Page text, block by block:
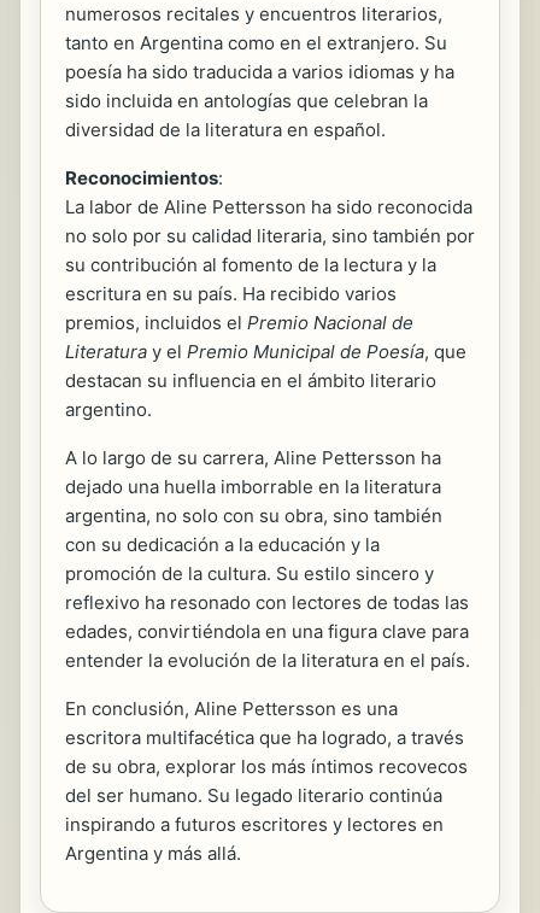
numerosos recitales y encuentros literarios,
tanto en Argentina como en el extranjero. Su
poesía ha sido traducida a varios idiomas y ha
sido incluida en antologías que celebran la
diversidad de la literatura en español.
Reconocimientos:
La labor de Aline Pettersson ha sido reconocida
no solo por su calidad literaria, sino también por
su contribución al fomento de la lectura y la
escritura en su país. Ha recibido varios
premios, incluidos el Premio Nacional de
Literatura y el Premio Municipal de Poesía, que
destacan su influencia en el ámbito literario
argentino.
A lo largo de su carrera, Aline Pettersson ha
dejado una huella imborrable en la literatura
argentina, no solo con su obra, sino también
con su dedicación a la educación y la
promoción de la cultura. Su estilo sincero y
reflexivo ha resonado con lectores de todas las
edades, convirtiéndola en una figura clave para
entender la evolución de la literatura en el país.
En conclusión, Aline Pettersson es una
escritora multifacética que ha logrado, a través
de su obra, explorar los más íntimos recovecos
del ser humano. Su legado literario continúa
inspirando a futuros escritores y lectores en
Argentina y más allá.